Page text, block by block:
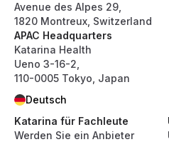
Avenue des Alpes 29,
1820 Montreux, Switzerland
APAC Headquarters
Katarina Health
Ueno 3-16-2,
110-0005 Tokyo, Japan
Deutsch
Katarina für Fachleute
Werden Sie ein Anbieter